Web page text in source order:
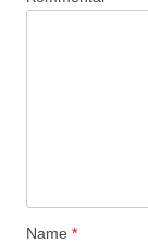
Name *